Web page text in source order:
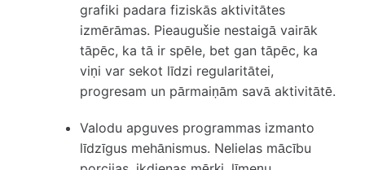
grafiki padara fiziskās aktivitātes
izmērāmas. Pieaugušie nestaigā vairāk
tāpēc, ka tā ir spēle, bet gan tāpēc, ka
viņi var sekot līdzi regularitātei,
progresam un pārmaiņām savā aktivitātē.
Valodu apguves programmas izmanto
līdzīgus mehānismus. Nelielas mācību